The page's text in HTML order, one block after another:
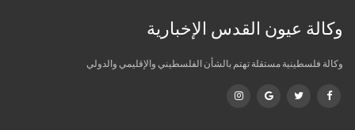
وكالة عيون القدس الإخبارية
وكالة فلسطينية مستقلة تهتم بالشأن الفلسطيني والإقليمي والدولي